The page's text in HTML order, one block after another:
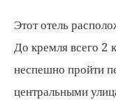
Этот отель
До кремля всего 2
неспешно пройти
центральными